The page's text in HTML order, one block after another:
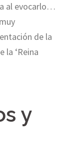
al evocarlo…
de la
la ‘Reina
y